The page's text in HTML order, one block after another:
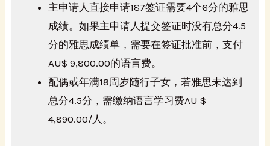
主申请人直接申请187签证需要4个6分的雅思
成绩。如果主申请人提交签证时没有总分4.5
分的雅思成绩单，需要在签证批准前，支付
AU$ 9,800.00的语言费。
配偶或年满18周岁随行子女，若雅思未达到
总分4.5分，需缴纳语言学习费AU $
4,890.00/人。